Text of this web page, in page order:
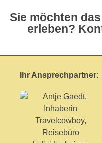
Sie möchten
erleben?
Ihr Ansprechpartner: